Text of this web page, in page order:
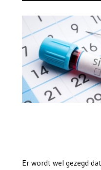
Er wordt wel gezegd